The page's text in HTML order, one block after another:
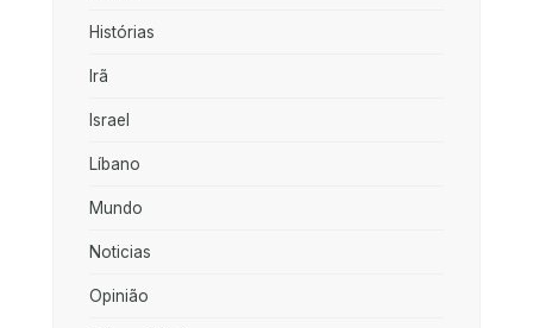
Histórias
Irã
Israel
Líbano
Mundo
Noticias
Opinião